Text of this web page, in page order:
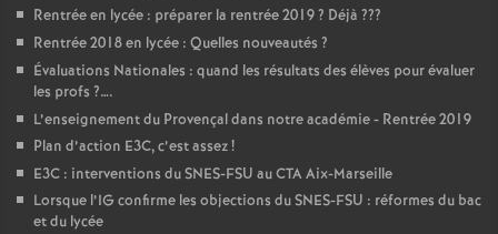
Rentrée en lycée : préparer la rentrée 2019? Déjà ???
Rentrée 2018 en lycée : Quelles nouveautés ?
Évaluations Nationales : quand les résultats des élèves pour évaluer
les profs ?….
L’enseignement du Provençal dans notre académie - Rentrée 2019
Plan d’action E3C, c’est assez!
E3C : interventions du SNES-FSU au CTA Aix-Marseille
Lorsque l’IG confirme les objections du SNES-FSU : réformes du bac
et du lycée